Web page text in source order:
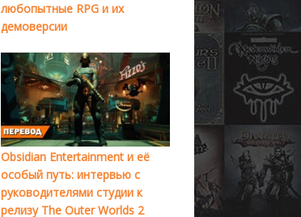
любопытные RPG и их
демоверсии
Obsidian Entertainment и её
особый путь: интервью с
руководителями студии к
релизу The Outer Worlds 2